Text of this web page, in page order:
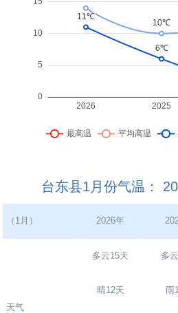
台东县1月份气温：
（1月） 2026年
天气
多云15天
晴12天
多
雨